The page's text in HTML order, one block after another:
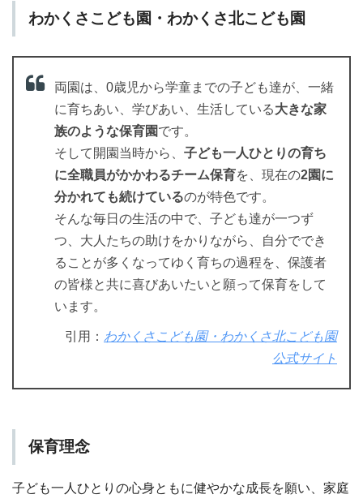
わかくさこども園・わかくさ北こども園
両園は、0歳児から学童までの子ども達が、一緒
に育ちあい、学びあい、生活している大きな家
族のような保育園です。
そして開園当時から、 子ども一人ひとりの育ち
に全職員がかかわるチーム保育を、現在の2園に
分かれても続けているのが特色です。
そんな毎日の生活の中で、子ども達が一つず
つ、大人たちの助けをかりながら、自分ででき
ることが多くなってゆく育ちの過程を、保護者
の皆様と共に喜びあいたいと願って保育をして
います。
引用： わかくさこども園・わかくさ北こども園
公式サイト
保育理念
子ども一人ひとりの心身ともに健やかな成長を願い、家庭